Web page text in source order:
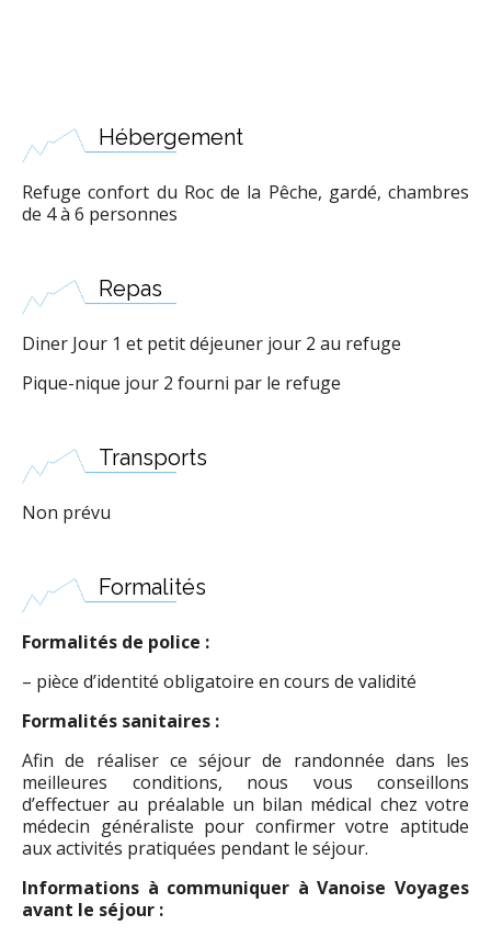
Hébergement
Refuge confort du Roc de la Pêche, gardé, chambres
de 4 à 6 personnes
Repas
Diner Jour 1 et petit déjeuner jour 2 au refuge
Pique-nique jour 2 fourni par le refuge
Transports
Non prévu
Formalités
Formalités de police :
– pièce d’identité obligatoire en cours de validité
Formalités sanitaires :
Afin de réaliser ce séjour de randonnée dans les
meilleures conditions, nous vous conseillons
d’effectuer au préalable un bilan médical chez votre
médecin généraliste pour confirmer votre aptitude
aux activités pratiquées pendant le séjour.
Informations à communiquer à Vanoise Voyages
avant le séjour :